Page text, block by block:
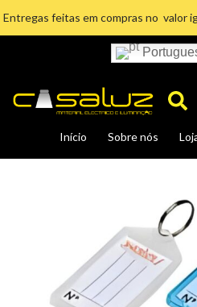
Entregas feitas em compras no valor
Início Sobre nós